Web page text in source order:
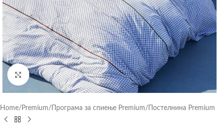
Click to enlarge
Home/ Premium/ Програма за спиење Premium/ Постелнина Premium